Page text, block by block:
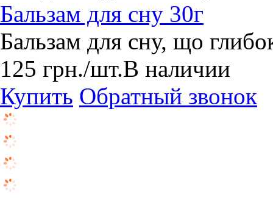
Бальзам для сну 30г
Бальзам для сну, що
125 грн./шт.В наличии
Купить Обратный звонок